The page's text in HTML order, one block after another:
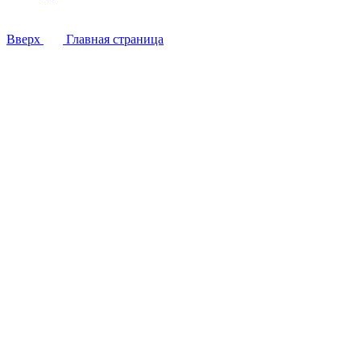
Вверх Главная страница